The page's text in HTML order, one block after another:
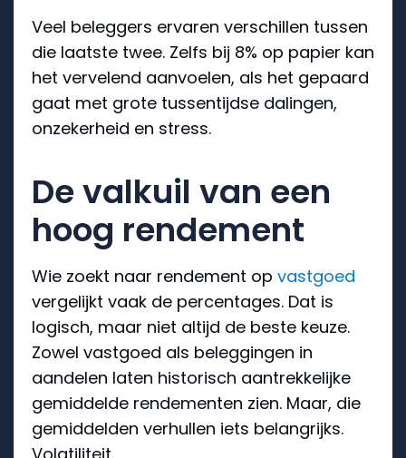
Veel beleggers ervaren verschillen tussen
die laatste twee. Zelfs bij 8% op papier kan
het vervelend aanvoelen, als het gepaard
gaat met grote tussentijdse dalingen,
onzekerheid en stress.
De valkuil van een
hoog rendement
Wie zoekt naar rendement op vastgoed
vergelijkt vaak de percentages. Dat is
logisch, maar niet altijd de beste keuze.
Zowel vastgoed als beleggingen in
aandelen laten historisch aantrekkelijke
gemiddelde rendementen zien. Maar, die
gemiddelden verhullen iets belangrijks.